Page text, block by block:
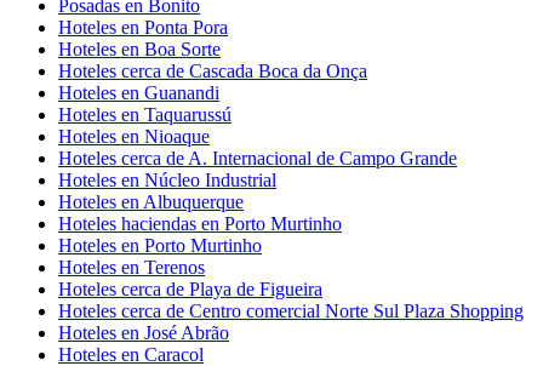
Posadas en Bonito
Hoteles en Ponta Pora
Hoteles en Boa Sorte
Hoteles cerca de Cascada Boca da Onça
Hoteles en Guanandi
Hoteles en Taquarussú
Hoteles en Nioaque
Hoteles cerca de A. Internacional de Campo Grande
Hoteles en Núcleo Industrial
Hoteles en Albuquerque
Hoteles haciendas en Porto Murtinho
Hoteles en Porto Murtinho
Hoteles en Terenos
Hoteles cerca de Playa de Figueira
Hoteles cerca de Centro comercial Norte Sul Plaza Shopping
Hoteles en José Abrão
Hoteles en Caracol